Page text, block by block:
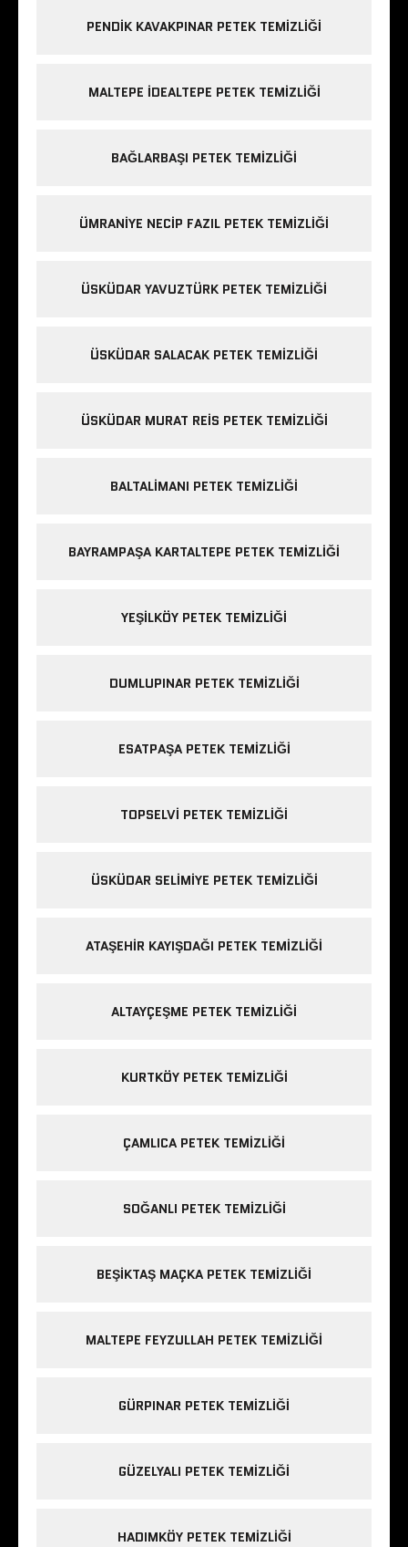
PENDIK KAVAKPINAR PETEK TEMIZLIĞI
MALTEPE IDEALTEPE PETEK TEMIZLIĞI
BAĞLARBAŞI PETEK TEMIZLIĞI
ÜMRANIYE NECIP FAZIL PETEK TEMIZLIĞI
ÜSKÜDAR YAVUZTÜRK PETEK TEMIZLIĞI
ÜSKÜDAR SALACAK PETEK TEMIZLIĞI
ÜSKÜDAR MURAT REIS PETEK TEMIZLIĞI
BALTALIMANI PETEK TEMIZLIĞI
BAYRAMPAŞA KARTALTEPE PETEK TEMIZLIĞI
YEŞILKÖY PETEK TEMIZLIĞI
DUMLUPINAR PETEK TEMIZLIĞI
ESATPAŞA PETEK TEMIZLIĞI
TOPSELVI PETEK TEMIZLIĞI
ÜSKÜDAR SELIMIYE PETEK TEMIZLIĞI
ATAŞEHIR KAYIŞDAĞI PETEK TEMIZLIĞI
ALTAYÇEŞME PETEK TEMIZLIĞI
KURTKÖY PETEK TEMIZLIĞI
ÇAMLICA PETEK TEMIZLIĞI
SOĞANLI PETEK TEMIZLIĞI
BEŞIKTAŞ MAÇKA PETEK TEMIZLIĞI
MALTEPE FEYZULLAH PETEK TEMIZLIĞI
GÜRPINAR PETEK TEMIZLIĞI
GÜZELYALI PETEK TEMIZLIĞI
HADIMKÖY PETEK TEMIZLIĞI